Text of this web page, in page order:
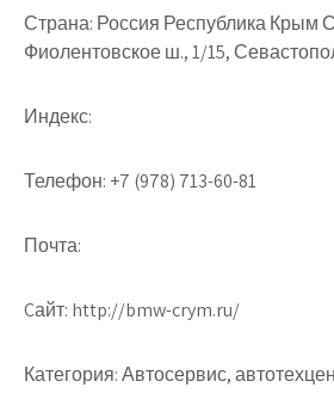
Страна: Россия Республика Крым
Фиолентовское ш., 1/15,
Индекс:
Телефон: +7 (978) 713-60-81
Почта:
Cайт: http://bmw-crym.ru/
Категория:Автосервис,